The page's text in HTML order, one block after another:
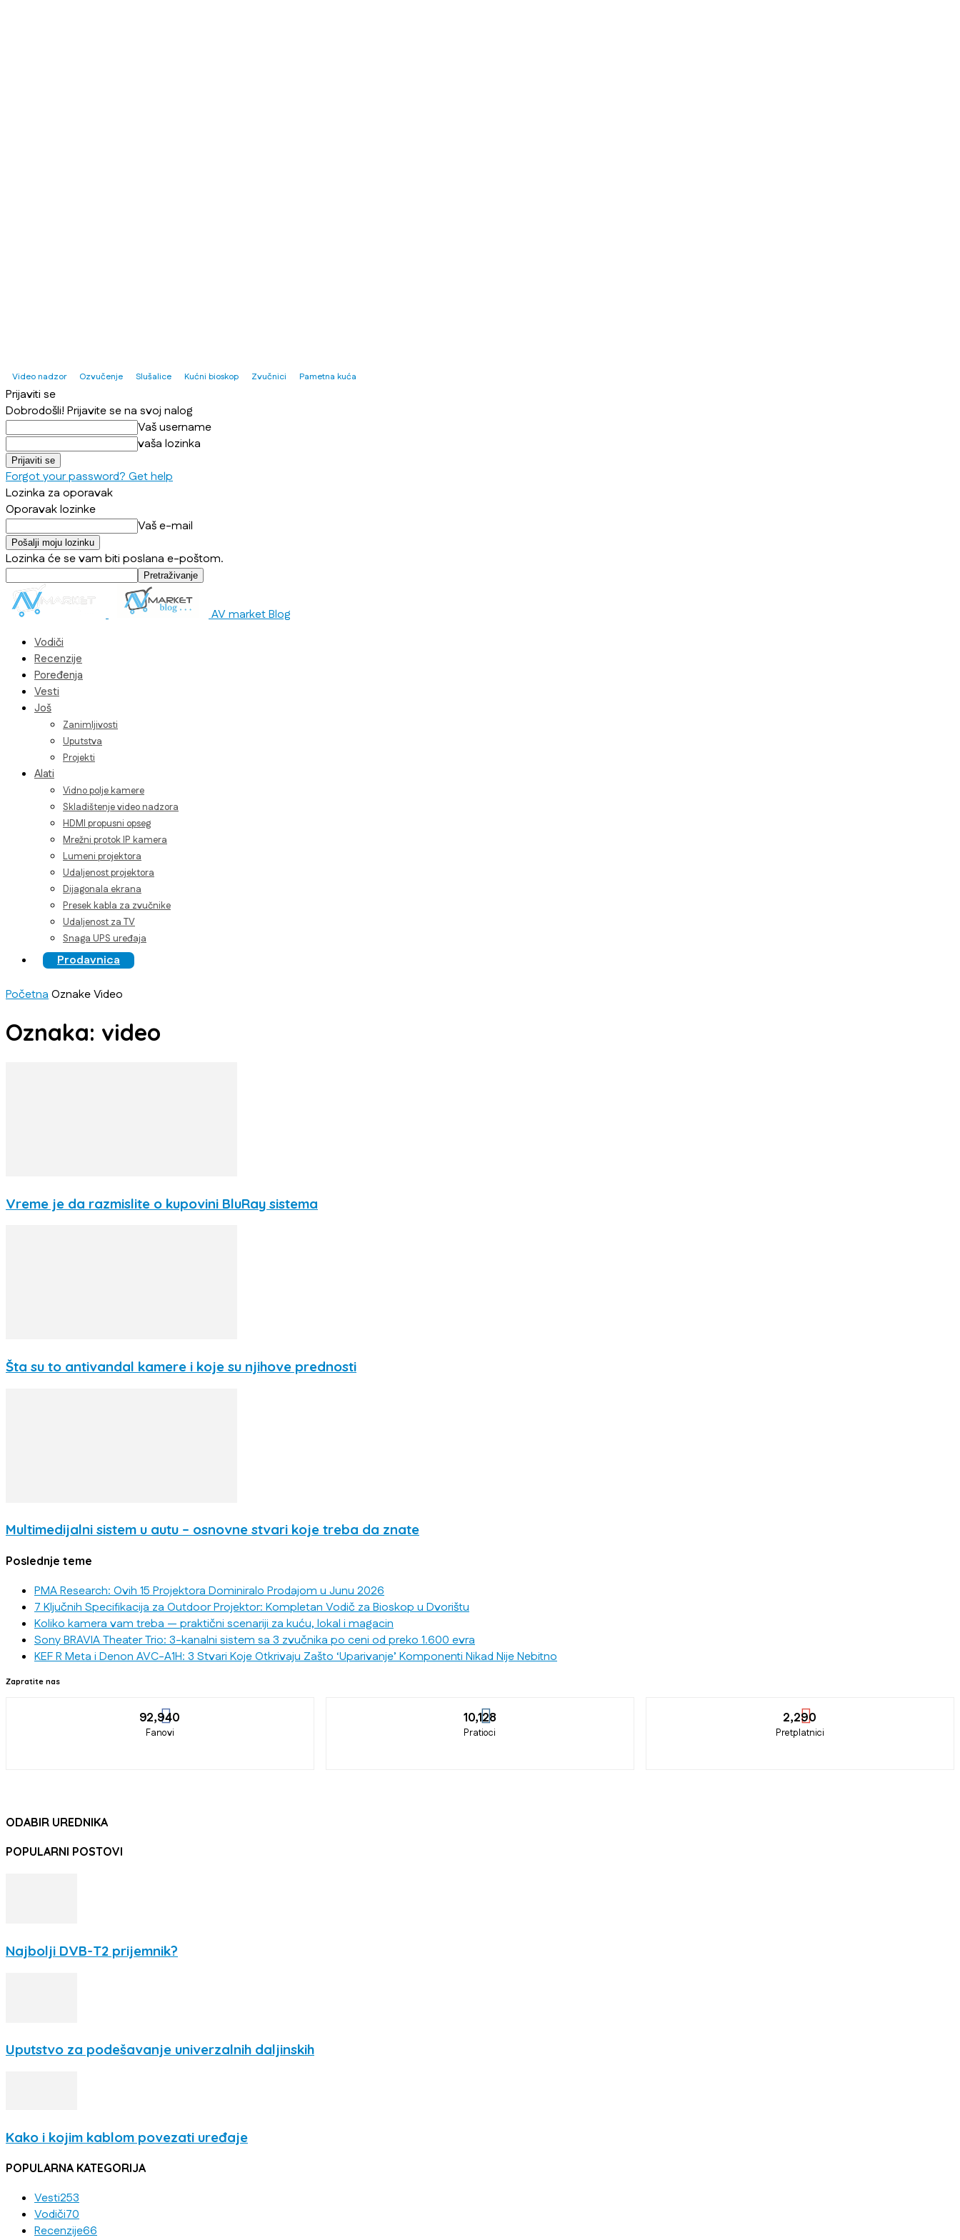
Video nadzor Ozvučenje Slušalice Kućni bioskop Zvučnici Pametna kuća
Prijaviti se
Dobrodošli! Prijavite se na svoj nalog
Vaš username
vaša lozinka
Forgot your password? Get help
Lozinka za oporavak
Oporavak lozinke
Vaš e-mail
Lozinka će se vam biti poslana e-poštom.
AV market Blog
Vodiči
Recenzije
Poređenja
Vesti
Još
Zanimljivosti
Uputstva
Projekti
Alati
Vidno polje kamere
Skladištenje video nadzora
HDMI propusni opseg
Mrežni protok IP kamera
Lumeni projektora
Udaljenost projektora
Dijagonala ekrana
Presek kabla za zvučnike
Udaljenost za TV
Snaga UPS uređaja
Prodavnica
PočetnaOznakeVideo
Oznaka: video
Vreme je da razmislite o kupovini BluRay sistema
Šta su to antivandal kamere i koje su njihove prednosti
Multimedijalni sistem u autu – osnovne stvari koje treba da znate
Poslednje teme
PMA Research: Ovih 15 Projektora Dominiralo Prodajom u Junu 2026
7 Ključnih Specifikacija za Outdoor Projektor: Kompletan Vodič za Bioskop u Dvorištu
Koliko kamera vam treba — praktični scenariji za kuću, lokal i magacin
Sony BRAVIA Theater Trio: 3-kanalni sistem sa 3 zvučnika po ceni od preko 1.600 evra
KEF R Meta i Denon AVC-A1H: 3 Stvari Koje Otkrivaju Zašto ‘Uparivanje’ Komponenti Nikad Nije Nebitno
Zapratite nas
92,940
Fanovi
10,128
Pratioci
2,290
Pretplatnici
ODABIR UREDNIKA
POPULARNI POSTOVI
Najbolji DVB-T2 prijemnik?
Uputstvo za podešavanje univerzalnih daljinskih
Kako i kojim kablom povezati uređaje
POPULARNA KATEGORIJA
Vesti253
Vodiči70
Recenzije66